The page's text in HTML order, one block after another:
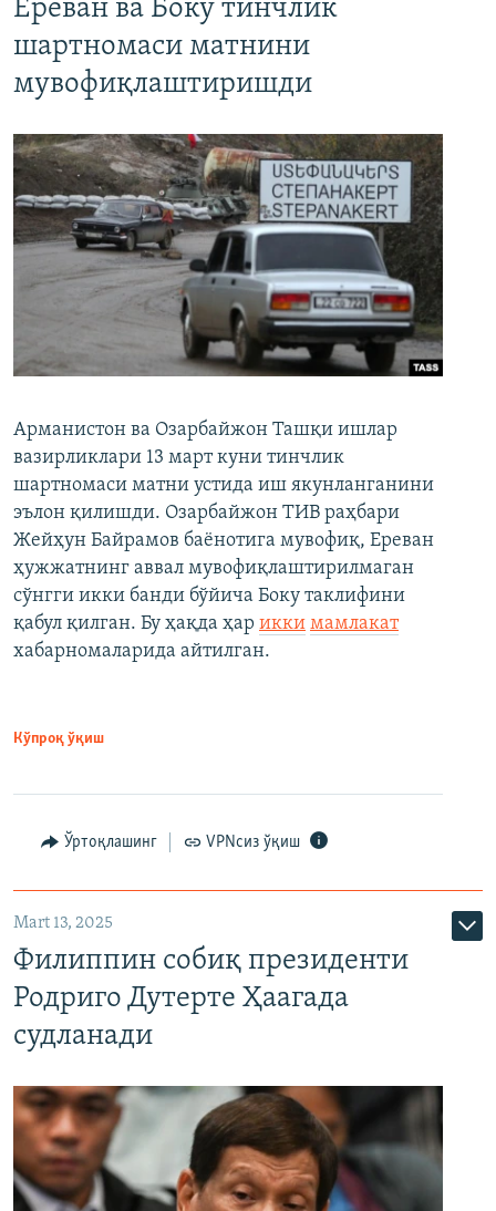
Ереван ва Боку тинчлик
шартномаси матнини
мувофиқлаштиришди
Арманистон ва Озарбайжон Ташқи ишлар
вазирликлари 13 март куни тинчлик
шартномаси матни устида иш якунланганини
эълон қилишди. Озарбайжон ТИВ раҳбари
Жейҳун Байрамов баёнотига мувофиқ, Ереван
ҳужжатнинг аввал мувофиқлаштирилмаган
сўнгги икки банди бўйича Боку таклифини
қабул қилган. Бу ҳақда ҳар икки мамлакат
хабарномаларида айтилган.
Кўпроқ ўқиш
Ўртоқлашинг VPNсиз ўқиш
Mart 13, 2025
Филиппин собиқ президенти
Родриго Дутерте Ҳаагада
судланади